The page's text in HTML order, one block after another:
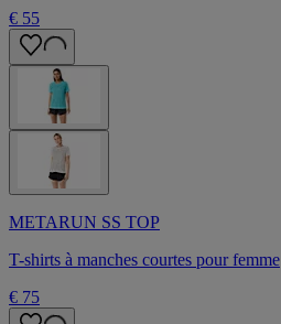
€ 55
METARUN SS TOP
T-shirts à manches courtes pour femme
€ 75